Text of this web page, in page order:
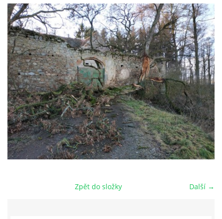
KONTAKT
FOTOALBUM
© 2026 eStránky.cz |RSS
Další →
Zpět do složky